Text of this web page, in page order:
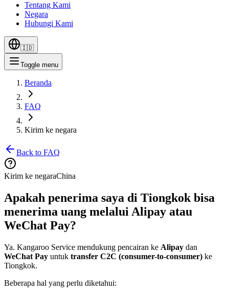
Tentang Kami
Negara
Hubungi Kami
🇮🇩
Toggle menu
Beranda
FAQ
Kirim ke negara
Back to FAQ
Kirim ke negaraChina
Apakah penerima saya di Tiongkok bisa
menerima uang melalui Alipay atau
WeChat Pay?
Ya. Kangaroo Service mendukung pencairan ke Alipay dan
WeChat Pay untuk transfer C2C (consumer-to-consumer) ke
Tiongkok.
Beberapa hal yang perlu diketahui: